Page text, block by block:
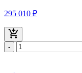
295 010 ₽
-